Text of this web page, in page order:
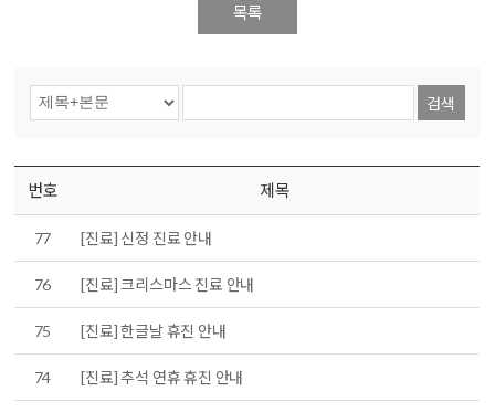
목록
검색
번호 제목
77 [진료] 신정 진료 안내
76 [진료] 크리스마스 진료 안내
75 [진료] 한글날 휴진 안내
74 [진료] 추석 연휴 휴진 안내